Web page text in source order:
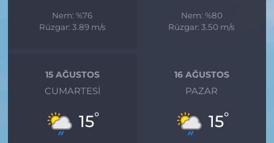
Nem: %76
Rüzgar: 3.89 m/s
Nem: %80
Rüzgar: 3.50 m/s
15 AĞUSTOS
CUMARTESI
15°
16 AĞUSTOS
PAZAR
15°